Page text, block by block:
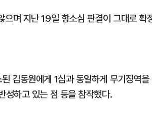
며 지난 19일 항소심 판결이 그대로 확
김동원에게 1심과 동일하게 무기징역을
성하고 있는 점 등을 참작했다.